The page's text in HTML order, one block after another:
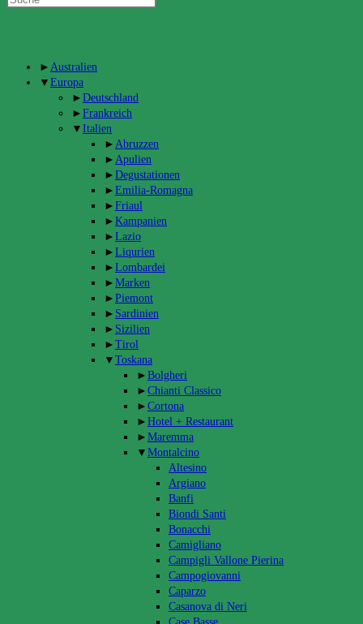
► Australien
▼ Europa
► Deutschland
► Frankreich
▼ Italien
► Abruzzen
► Apulien
► Degustationen
► Emilia-Romagna
► Friaul
► Kampanien
► Lazio
► Liqurien
► Lombardei
► Marken
► Piemont
► Sardinien
► Sizilien
► Tirol
▼ Toskana
► Bolgheri
► Chianti Classico
► Cortona
► Hotel + Restaurant
► Maremma
▼ Montalcino
Altesino
Argiano
Banfi
Biondi Santi
Bonacchi
Camigliano
Campigli Vallone Pierina
Campogiovanni
Caparzo
Casanova di Neri